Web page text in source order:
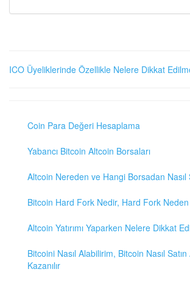
ICO Üyeliklerinde Özellikle Nelere Dikkat
Coin Para Değeri Hesaplama
Yabancı Bitcoin Altcoin Borsaları
Altcoin Nereden ve Hangi Borsadan Nasıl
Bitcoin Hard Fork Nedir, Hard Fork
Altcoin Yatırımı Yaparken Nelere Dikkat
Bitcoini Nasıl Alabilirim, Bitcoin Nasıl Satın
Kazanılır